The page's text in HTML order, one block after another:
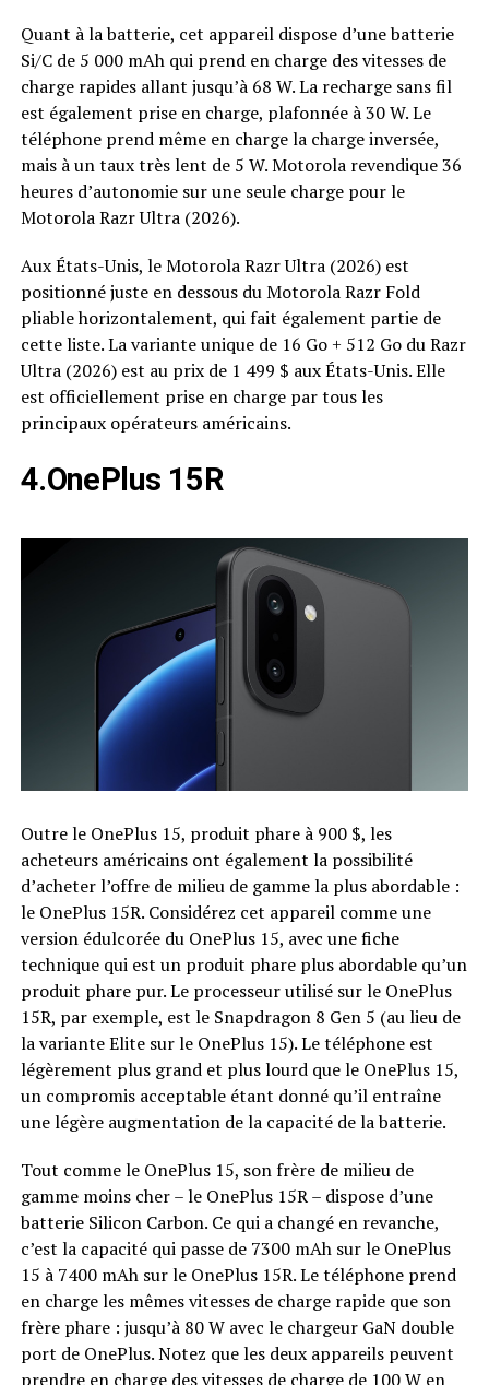
Quant à la batterie, cet appareil dispose d’une batterie
Si/C de 5 000 mAh qui prend en charge des vitesses de
charge rapides allant jusqu’à 68 W. La recharge sans fil
est également prise en charge, plafonnée à 30 W. Le
téléphone prend même en charge la charge inversée,
mais à un taux très lent de 5 W. Motorola revendique 36
heures d’autonomie sur une seule charge pour le
Motorola Razr Ultra (2026).
Aux États-Unis, le Motorola Razr Ultra (2026) est
positionné juste en dessous du Motorola Razr Fold
pliable horizontalement, qui fait également partie de
cette liste. La variante unique de 16 Go + 512 Go du Razr
Ultra (2026) est au prix de 1 499 $ aux États-Unis. Elle
est officiellement prise en charge par tous les
principaux opérateurs américains.
4.OnePlus 15R
Outre le OnePlus 15, produit phare à 900 $, les
acheteurs américains ont également la possibilité
d’acheter l’offre de milieu de gamme la plus abordable :
le OnePlus 15R. Considérez cet appareil comme une
version édulcorée du OnePlus 15, avec une fiche
technique qui est un produit phare plus abordable qu’un
produit phare pur. Le processeur utilisé sur le OnePlus
15R, par exemple, est le Snapdragon 8 Gen 5 (au lieu de
la variante Elite sur le OnePlus 15). Le téléphone est
légèrement plus grand et plus lourd que le OnePlus 15,
un compromis acceptable étant donné qu’il entraîne
une légère augmentation de la capacité de la batterie.
Tout comme le OnePlus 15, son frère de milieu de
gamme moins cher – le OnePlus 15R – dispose d’une
batterie Silicon Carbon. Ce qui a changé en revanche,
c’est la capacité qui passe de 7300 mAh sur le OnePlus
15 à 7400 mAh sur le OnePlus 15R. Le téléphone prend
en charge les mêmes vitesses de charge rapide que son
frère phare : jusqu’à 80 W avec le chargeur GaN double
port de OnePlus. Notez que les deux appareils peuvent
prendre en charge des vitesses de charge de 100 W en